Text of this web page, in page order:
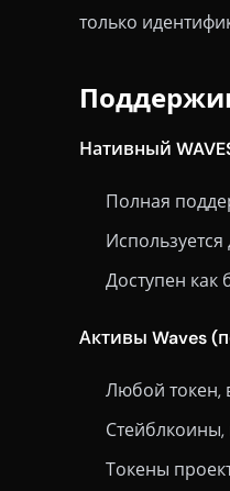
только
Нативный
Полная
Доступен как
Активы Waves
Любой токен,
Стейблкоины,
Токены